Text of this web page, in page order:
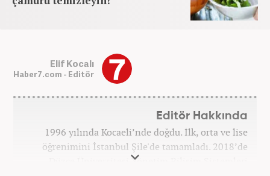
Elif Kocalı
Haber7.com - Editör
Editör Hakkında
1996 yılında Kocaeli’nde doğdu. İlk, orta ve lise
öğrenimini İstanbul Şile'de tamamladı. 2018’de
Düzce Üniversitesi Yönetim Bilişim Sistemleri